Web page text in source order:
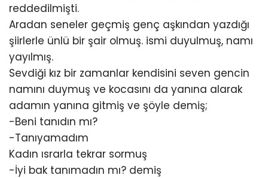
reddedilmişti.
Aradan seneler geçmiş genç aşkından yazdığı
şiirlerle ünlü bir şair olmuş. ismi duyulmuş, namı
yayılmış.
Sevdiği kız bir zamanlar kendisini seven gencin
namını duymuş ve kocasını da yanına alarak
adamın yanına gitmiş ve şöyle demiş;
-Beni tanıdın mı?
-Tanıyamadım
Kadın ısrarla tekrar sormuş
-İyi bak tanımadın mı? demiş